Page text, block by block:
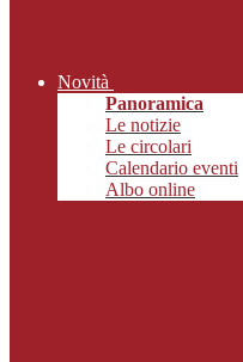
Novità
Panoramica
Le notizie
Le circolari
Calendario eventi
Albo online